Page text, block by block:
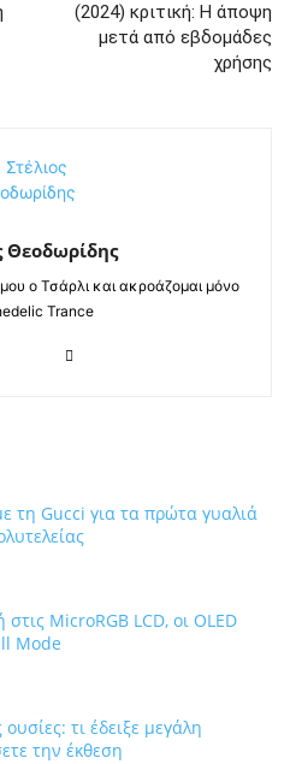
(2024) κριτική: Η άποψη
μετά από εβδομάδες
χρήσης
Θεοδωρίδης
ο Τσάρλι και ακροάζομαι μόνο
Trance
τη Gucci για τα πρώτα γυαλιά
MicroRGB LCD, οι OLED
Mode
τι έδειξε μεγάλη
την έκθεση